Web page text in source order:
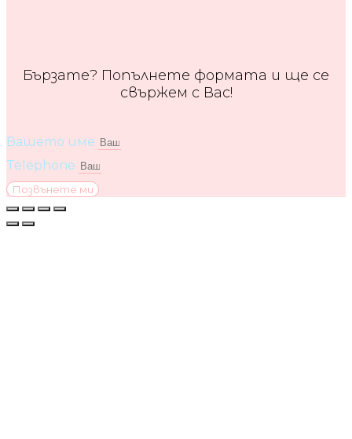
Бързате? Попълнете формата и ще се
свържем с Вас!
Вашето име
Telephone
Позвънете ми